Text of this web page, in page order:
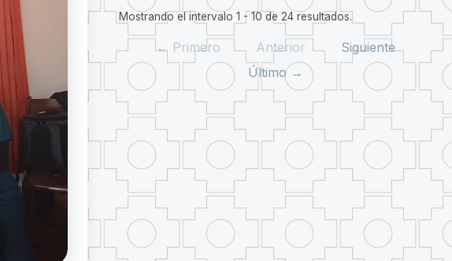
Mostrando el intervalo 1 - 10 de 24 resultados.
← Primero Anterior
Siguiente
Último →